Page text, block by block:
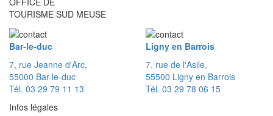
TOURISME SUD MEUSE
Bar-le-duc
7, rue Jeanne d'Arc,
55000 Bar-le-duc
Tél. 03 29 79 11 13
Ligny en Barrois
7, rue de l'Asile,
55500 Ligny en Barrois
Tél. 03 29 78 06 15
Infos légales